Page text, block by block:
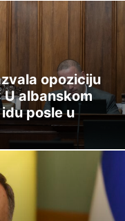
opoziciju
albanskom
posle u